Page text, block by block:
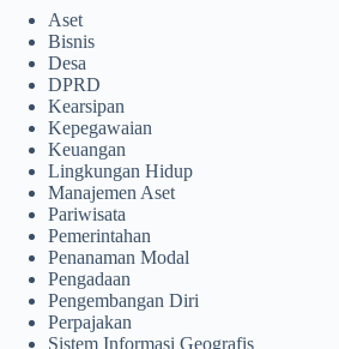
Aset
Bisnis
Desa
DPRD
Kearsipan
Kepegawaian
Keuangan
Lingkungan Hidup
Manajemen Aset
Pariwisata
Pemerintahan
Penanaman Modal
Pengadaan
Pengembangan Diri
Perpajakan
Sistem Informasi Geografis